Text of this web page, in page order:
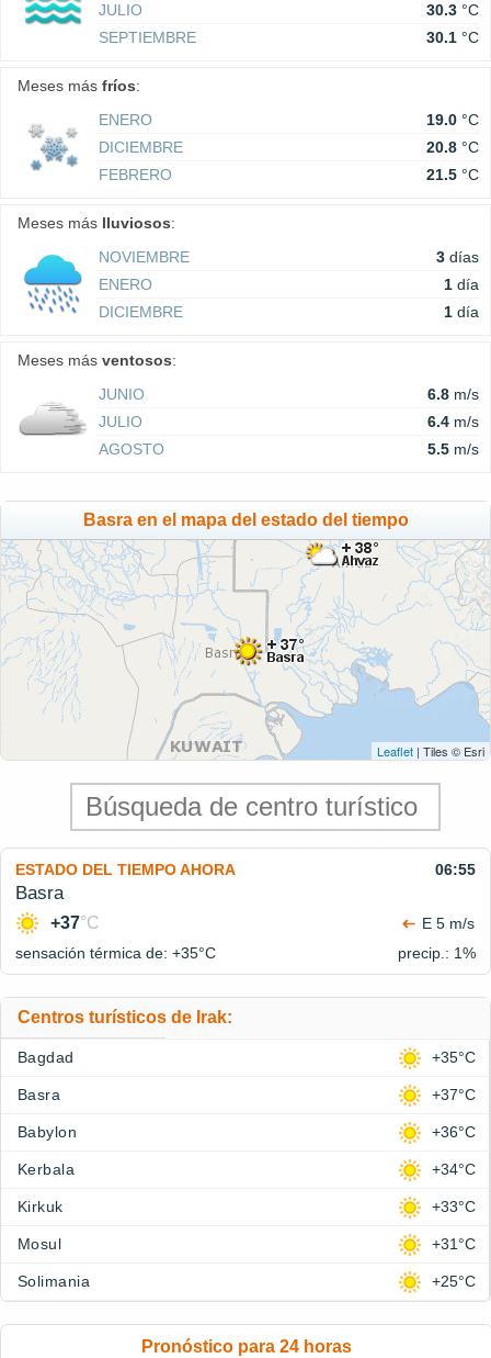
JULIO 30.3 °C
SEPTIEMBRE
30.1 °C
Meses más fríos:
ENERO
19.0 °C
DICIEMBRE
20.8 °C
FEBRERO
21.5 °C
Meses más lluviosos:
NOVIEMBRE
3 días
ENERO
1 día
DICIEMBRE
1 día
Meses más ventosos:
JUNIO
6.8 m/s
JULIO
6.4 m/s
AGOSTO
5.5 m/s
Basra en el mapa del estado del tiempo
Leaflet | Tiles © Esri
ESTADO DEL TIEMPO AHORA 06:55
Basra
+37°C
E 5 m/s
sensación térmica de: +35°C precip.: 1%
Centros turísticos de Irak:
Bagdad +35°C
Basra +37°C
Babylon +36°C
Kerbala +34°C
Kirkuk +33°C
Mosul +31°C
Solimania +25°C
Pronóstico para 24 horas